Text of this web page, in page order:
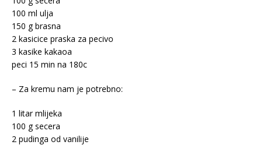
100 ml ulja
150 g brasna
2 kasicice praska za pecivo
3 kasike kakaoa
peci 15 min na 180c
– Za kremu nam je potrebno:
1 litar mlijeka
100 g secera
2 pudinga od vanilije